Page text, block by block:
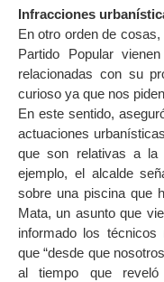
Infracciones
En otro orden de
Partido Popular
relacionadas con su
curioso ya que nos
En este sentido,
actuaciones
que son relativas a la
ejemplo, el alcalde
sobre una piscina que
Mata, un asunto que
informado los técnicos
que “desde que
al tiempo que reveló